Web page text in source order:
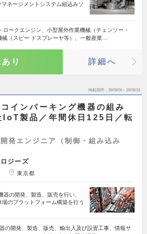
ネージメントシステム組込みソ
ロークエンジン、小型屋外作業機械（チェンソー・
（スピー ドスプレーヤ等）、一般産業…
り 詳細へ
掲載期間 26/08/06～26/08/19
コインパーキング機器の組み
製品／年間休日125日／転
発エンジニア（制御・組み込み
ジーズ
東京都
器の開発、製造、販売を行い、
のプラットフォーム構築を行う
の開発、製造、販売、輸出入及び設置工事、情報サ